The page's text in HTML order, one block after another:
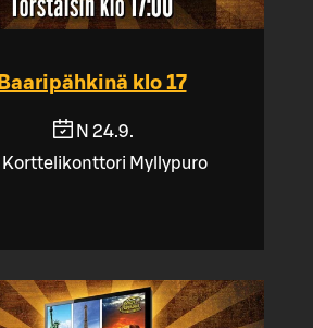
Baaripähkinä klo 17
N 24.9.
Korttelikonttori Myllypuro